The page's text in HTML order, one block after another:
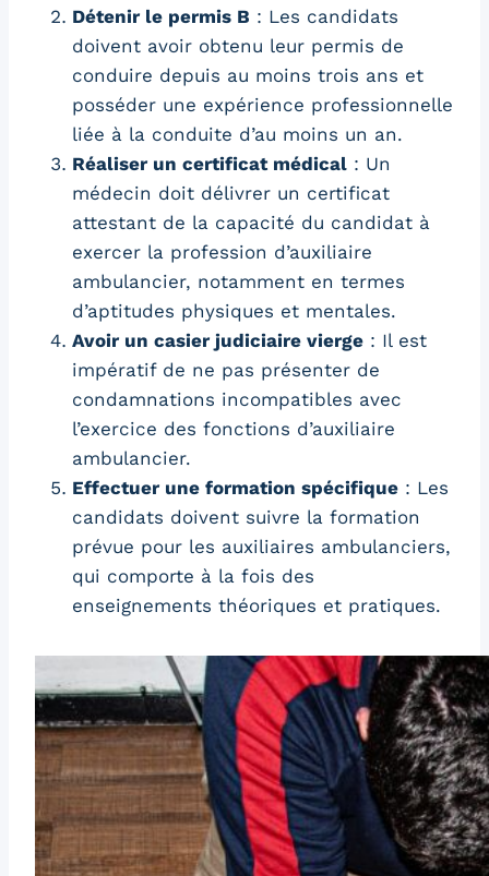
Détenir le permis B : Les candidats
doivent avoir obtenu leur permis de
conduire depuis au moins trois ans et
posséder une expérience professionnelle
liée à la conduite d’au moins un an.
Réaliser un certificat médical : Un
médecin doit délivrer un certificat
attestant de la capacité du candidat à
exercer la profession d’auxiliaire
ambulancier, notamment en termes
d’aptitudes physiques et mentales.
Avoir un casier judiciaire vierge : Il est
impératif de ne pas présenter de
condamnations incompatibles avec
l’exercice des fonctions d’auxiliaire
ambulancier.
Effectuer une formation spécifique : Les
candidats doivent suivre la formation
prévue pour les auxiliaires ambulanciers,
qui comporte à la fois des
enseignements théoriques et pratiques.